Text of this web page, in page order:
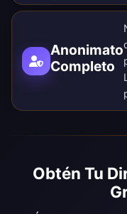
Anonimato
Completo
Obtén Tu